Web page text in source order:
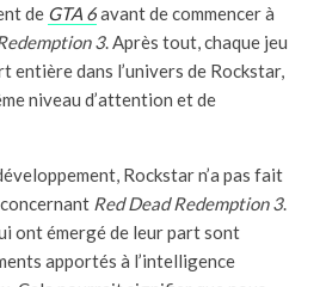
de GTA 6avant de commencer à
3. Après tout, chaque jeu
entière dans l’univers de Rockstar,
niveau d’attention et de
Rockstar n’a pas fait
Red Dead Redemption 3.
ont émergé de leur part sont
apportés à l’intelligence